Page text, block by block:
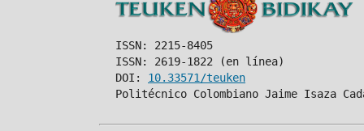
ISSN: 2215-8405
ISSN: 2619-1822 (en línea)
DOI: 10.33571/teuken
Politécnico Colombiano Jaime Isaza